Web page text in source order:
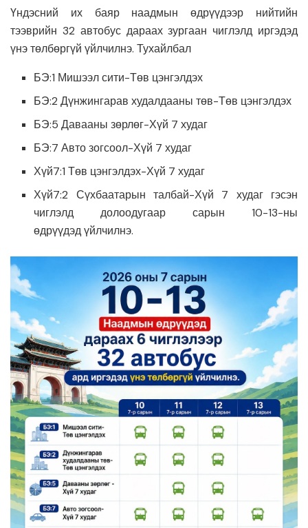
Үндэсний их баяр наадмын өдрүүдээр нийтийн
тээврийн 32 автобус дараах зургаан чиглэлд иргэдэд
үнэ төлбөргүй үйлчилнэ. Тухайлбал
БЭ:1 Мишээл сити-Төв цэнгэлдэх
БЭ:2 Дүнжингарав худалдааны төв-Төв цэнгэлдэх
БЭ:5 Давааны зөрлөг-Хүй 7 худаг
БЭ:7 Авто зогсоол-Хүй 7 худаг
Хүй7:1 Төв цэнгэлдэх-Хүй 7 худаг
Хүй7:2 Сүхбаатарын талбай-Хүй 7 худаг гэсэн
чиглэлд долоодугаар сарын 10-13-ны
өдрүүдэд үйлчилнэ.